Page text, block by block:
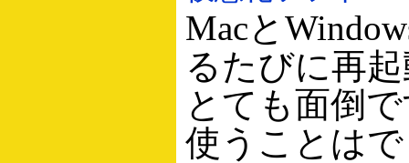
Macと
るたびに再
とても面倒
使うことは